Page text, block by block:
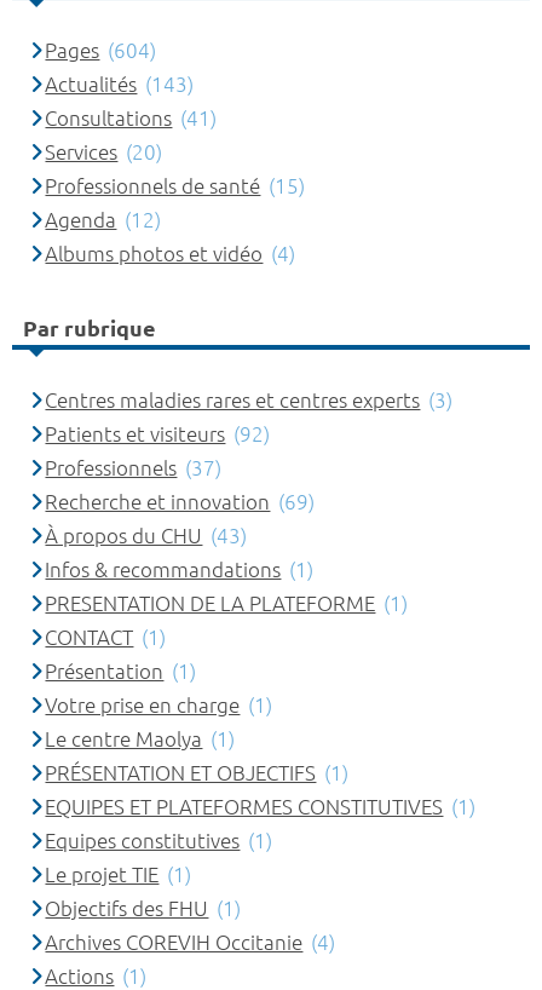
Pages (604)
Actualités (143)
Consultations (41)
Services (20)
Professionnels de santé (15)
Agenda (12)
Albums photos et vidéo (4)
Par rubrique
Centres maladies rares et centres experts (3)
Patients et visiteurs (92)
Professionnels (37)
Recherche et innovation (69)
À propos du CHU (43)
Infos & recommandations (1)
PRESENTATION DE LA PLATEFORME (1)
CONTACT (1)
Présentation (1)
Votre prise en charge (1)
Le centre Maolya (1)
PRÉSENTATION ET OBJECTIFS (1)
EQUIPES ET PLATEFORMES CONSTITUTIVES (1)
Equipes constitutives (1)
Le projet TIE (1)
Objectifs des FHU (1)
Archives COREVIH Occitanie (4)
Actions (1)